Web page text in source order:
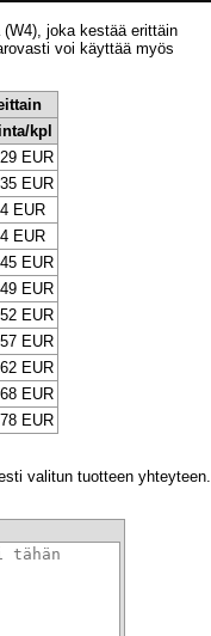
joka kestää erittäin
voi käyttää myös
kpl
EUR
EUR
EUR
EUR
EUR
EUR
EUR
EUR
EUR
EUR
EUR
valitun tuotteen yhteyteen.